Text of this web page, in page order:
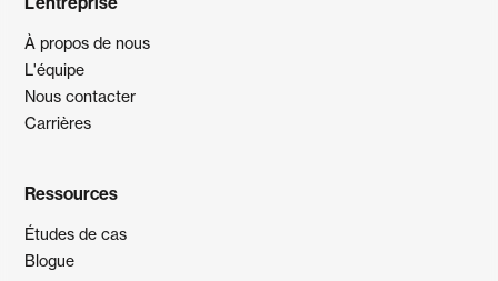
À propos de nous
L'équipe
Nous contacter
Carrières
Ressources
Études de cas
Blogue